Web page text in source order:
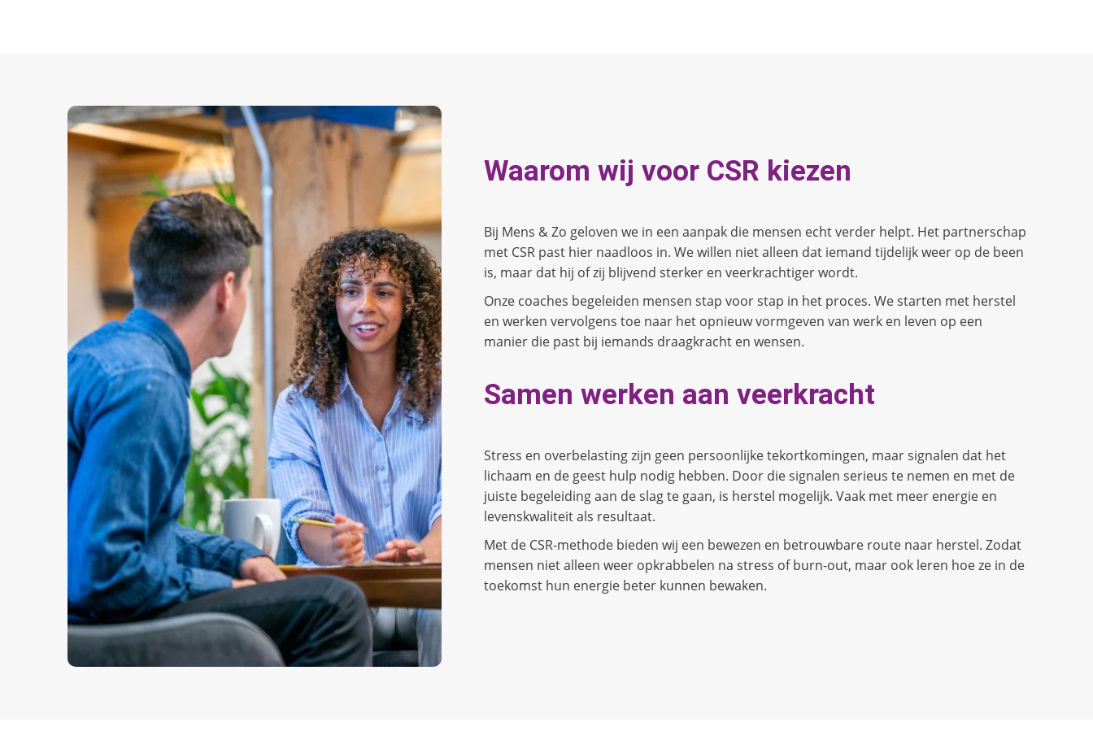
Waarom wij voor CSR kiezen
Bij Mens & Zo geloven we in een aanpak die mensen echt verder helpt. Het partnerschap
met CSR past hier naadloos in. We willen niet alleen dat iemand tijdelijk weer op de been
is, maar dat hij of zij blijvend sterker en veerkrachtiger wordt.
Onze coaches begeleiden mensen stap voor stap in het proces. We starten met herstel
en werken vervolgens toe naar het opnieuw vormgeven van werk en leven op een
manier die past bij iemands draagkracht en wensen.
Samen werken aan veerkracht
Stress en overbelasting zijn geen persoonlijke tekortkomingen, maar signalen dat het
lichaam en de geest hulp nodig hebben. Door die signalen serieus te nemen en met de
juiste begeleiding aan de slag te gaan, is herstel mogelijk. Vaak met meer energie en
levenskwaliteit als resultaat.
Met de CSR-methode bieden wij een bewezen en betrouwbare route naar herstel. Zodat
mensen niet alleen weer opkrabbelen na stress of burn-out, maar ook leren hoe ze in de
toekomst hun energie beter kunnen bewaken.